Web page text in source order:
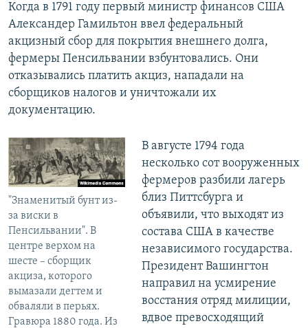
Когда в 1791 году первый министр финансов США
Александер Гамильтон ввел федеральный
акцизный сбор для покрытия внешнего долга,
фермеры Пенсильвании взбунтовались. Они
отказывались платить акциз, нападали на
сборщиков налогов и уничтожали их
документацию.
"Знаменитый бунт из-
за виски в
Пенсильвании". В
центре верхом на
шесте – сборщик
акциза, которого
вымазали дегтем и
обваляли в перьях.
Гравюра 1880 года. Из
В августе 1794 года
несколько сот вооруженных
фермеров разбили лагерь
близ Питтсбурга и
объявили, что выходят из
состава США в качестве
независимого государства.
Президент Вашингтон
направил на усмирение
восстания отряд милиции,
вдвое превосходящий